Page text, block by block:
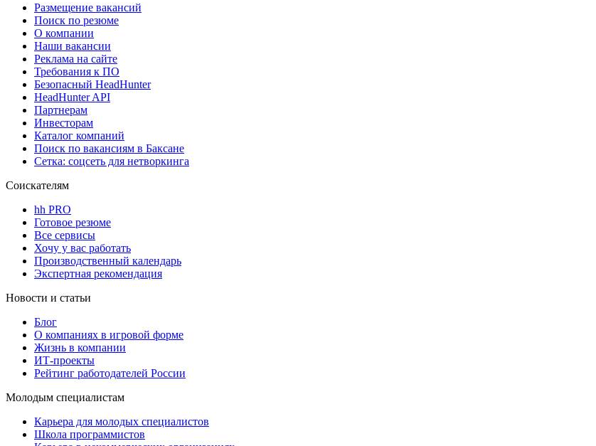
Размещение вакансий
Поиск по резюме
О компании
Наши вакансии
Реклама на сайте
Требования к ПО
Безопасный HeadHunter
HeadHunter API
Партнерам
Инвесторам
Каталог компаний
Поиск по вакансиям в Баксане
Сетка: соцсеть для нетворкинга
Соискателям
hh PRO
Готовое резюме
Все сервисы
Хочу у вас работать
Производственный календарь
Экспертная рекомендация
Новости и статьи
Блог
О компаниях в игровой форме
Жизнь в компании
ИТ-проекты
Рейтинг работодателей России
Молодым специалистам
Карьера для молодых специалистов
Школа программистов